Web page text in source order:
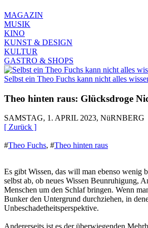
MAGAZIN
MUSIK
KINO
KUNST & DESIGN
KULTUR
GASTRO & SHOPS
Selbst ein Theo Fuchs kann nicht alles
Theo hinten raus: Glücksdroge
SAMSTAG, 1. APRIL 2023, NüRNBERG
[ Zurück ]
#Theo Fuchs, #Theo hinten raus
Es gibt Wissen, das will man ebenso wenig
selbst ab, ob neues Wissen Beunruhigung,
Menschen um den Schlaf bringen. Wenn
Bunker den Untergrund durchziehen, in
Unbeschadetheitsperspektive.